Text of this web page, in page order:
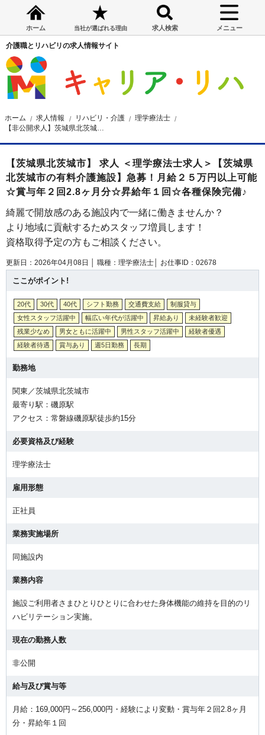
ホーム 当社が選ばれる理由 求人検索 メニュー
介護職とリハビリの求人情報サイト
ホーム 求人情報 リハビリ・介護
理学療法士
【茨城県北茨城市】 求人 ＜理学療法士求人＞【茨城県
北茨城市の有料介護施設】急募！月給２５万円以上可能
☆賞与年２回2.8ヶ月分☆昇給年１回☆各種保険完備♪
綺麗で開放感のある施設内で一緒に働きませんか？
より地域に貢献するためスタッフ増員します！
資格取得予定の方もご相談ください。
更新日：2026年04月08日 │ 職種：理学療法士│ お仕事ID：02678
ここがポイント!
20代 30代 40代 シフト勤務 交通費支給
制服貸与
女性スタッフ活躍中
幅広い年代が活躍中 昇給あり
未経験者歓迎
残業少なめ
男女ともに活躍中 男性スタッフ活躍中
経験者優遇
経験者待遇
賞与あり 週5日勤務 長期
勤務地
関東／茨城県北茨城市
最寄り駅：磯原駅
アクセス：常磐線磯原駅徒歩約15分
必要資格及び経験
理学療法士
雇用形態
正社員
業務実施場所
同施設内
業務内容
施設ご利用者さまひとりひとりに合わせた身体機能の維持を目的のリ
ハビリテーション実施。
現在の勤務人数
非公開
給与及び賞与等
月給：169,000円～256,000円・経験により変動・賞与年２回2.8ヶ月
分・昇給年１回